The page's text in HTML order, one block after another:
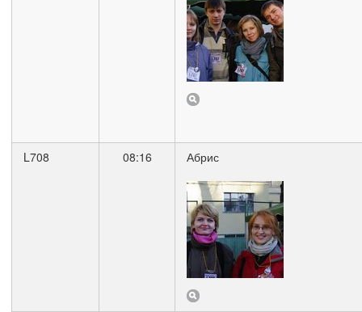
L708 08:16 Абрис